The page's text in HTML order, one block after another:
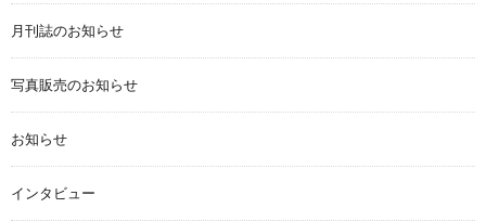
月刊誌のお知らせ
写真販売のお知らせ
お知らせ
インタビュー